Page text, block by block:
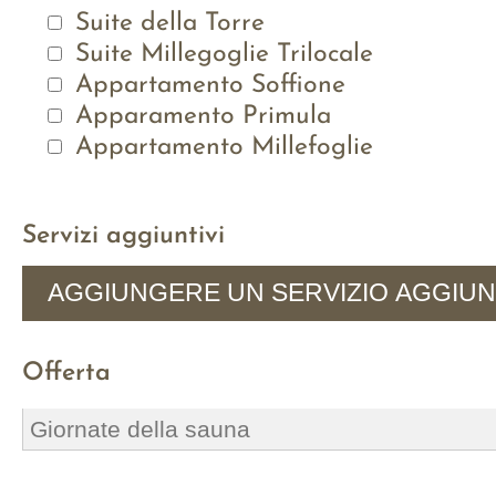
Suite della Torre
Suite Millegoglie Trilocale
Appartamento Soffione
Apparamento Primula
Appartamento Millefoglie
Servizi aggiuntivi
AGGIUNGERE UN SERVIZIO
Offerta